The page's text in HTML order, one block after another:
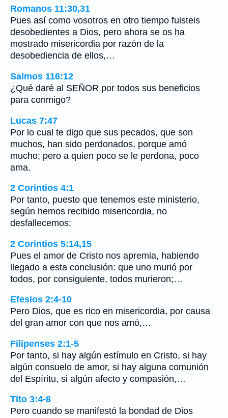
Romanos 11:30,31
Pues así como vosotros en otro tiempo fuisteis
desobedientes a Dios, pero ahora se os ha
mostrado misericordia por razón de la
desobediencia de ellos,…
Salmos 116:12
¿Qué daré al SEÑOR por todos sus beneficios
para conmigo?
Lucas 7:47
Por lo cual te digo que sus pecados, que son
muchos, han sido perdonados, porque amó
mucho; pero a quien poco se le perdona, poco
ama.
2 Corintios 4:1
Por tanto, puesto que tenemos este ministerio,
según hemos recibido misericordia, no
desfallecemos;
2 Corintios 5:14,15
Pues el amor de Cristo nos apremia, habiendo
llegado a esta conclusión: que uno murió por
todos, por consiguiente, todos murieron;…
Efesios 2:4-10
Pero Dios, que es rico en misericordia, por causa
del gran amor con que nos amó,…
Filipenses 2:1-5
Por tanto, si hay algún estímulo en Cristo, si hay
algún consuelo de amor, si hay alguna comunión
del Espíritu, si algún afecto y compasión,…
Tito 3:4-8
Pero cuando se manifestó la bondad de Dios